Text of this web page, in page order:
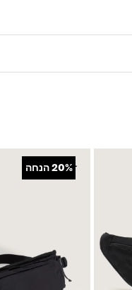
+
20%הנחה